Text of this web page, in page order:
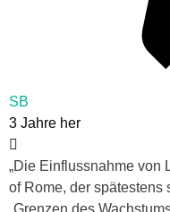
SB
3 Jahre her
„Die Einflussnahme von
of Rome, der spätestens